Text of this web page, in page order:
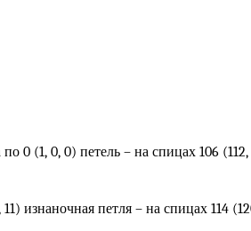
0 (1, 0, 0) петель – на спицах 106 (112,
изнаночная петля – на спицах 114